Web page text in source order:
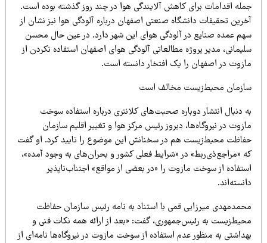
اقدامات برای کاهش آلایندگی هوا در چند روز گذشته بوده است.
تحقیقات دانشگاه صنعتی اصفهان درباره آلودگی هوا نیز نشان از
عمده صنایع در آلودگی هوای این شهر دارد. در عین حال محسن
مدیر پروژه مطالعاتی آلودگی هوای اصفهان استفاده نکردن از
در اصفهان را یک افتخار دانسته است.
محیط‌زیست مخالف است
دنبال انتشار دوباره صحبت‌های کلانتری درباره استفاده سوخت
در نیروگاه‌ها، دیروز رئیس مرکز هوا و تغییر اقلیم سازمان
محیط‌زیست هم در سخنانش این موضوع را تایید کرد. او گفت
«مراجع‌ذی‌ربط» در «شرایط فعلی کشور و بحران‌های به وجود آمده»،
از سوخت مازوت را «در بعضی از مواقع» اجتناب‌ناپذیر
میرزایی قمی با استناد به نامه رئیس‌ سازمان حفاظت
به رئیس‌جمهوری، گفت: «بعد از ارائه همه نکات فنی و
به منظور عدم استفاده از سوخت مازوت در نیروگاه‌ها نامه‌ای از